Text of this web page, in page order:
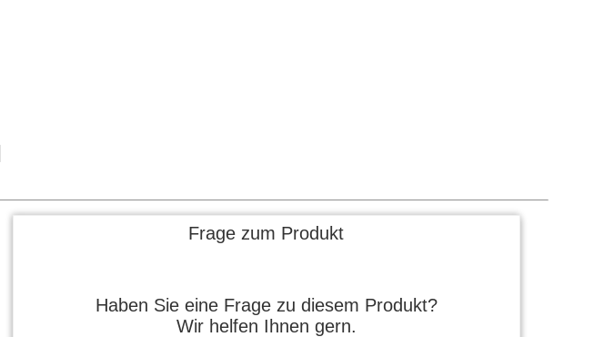
Frage zum Produkt
Haben Sie eine Frage zu diesem Produkt?
Wir helfen Ihnen gern.